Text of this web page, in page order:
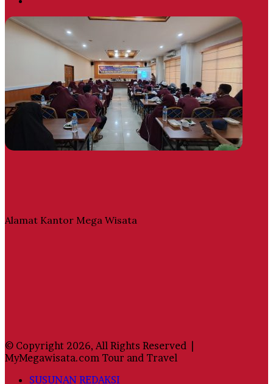
Alamat Kantor Mega Wisata
© Copyright 2026, All Rights Reserved |
MyMegawisata.com Tour and Travel
SUSUNAN REDAKSI